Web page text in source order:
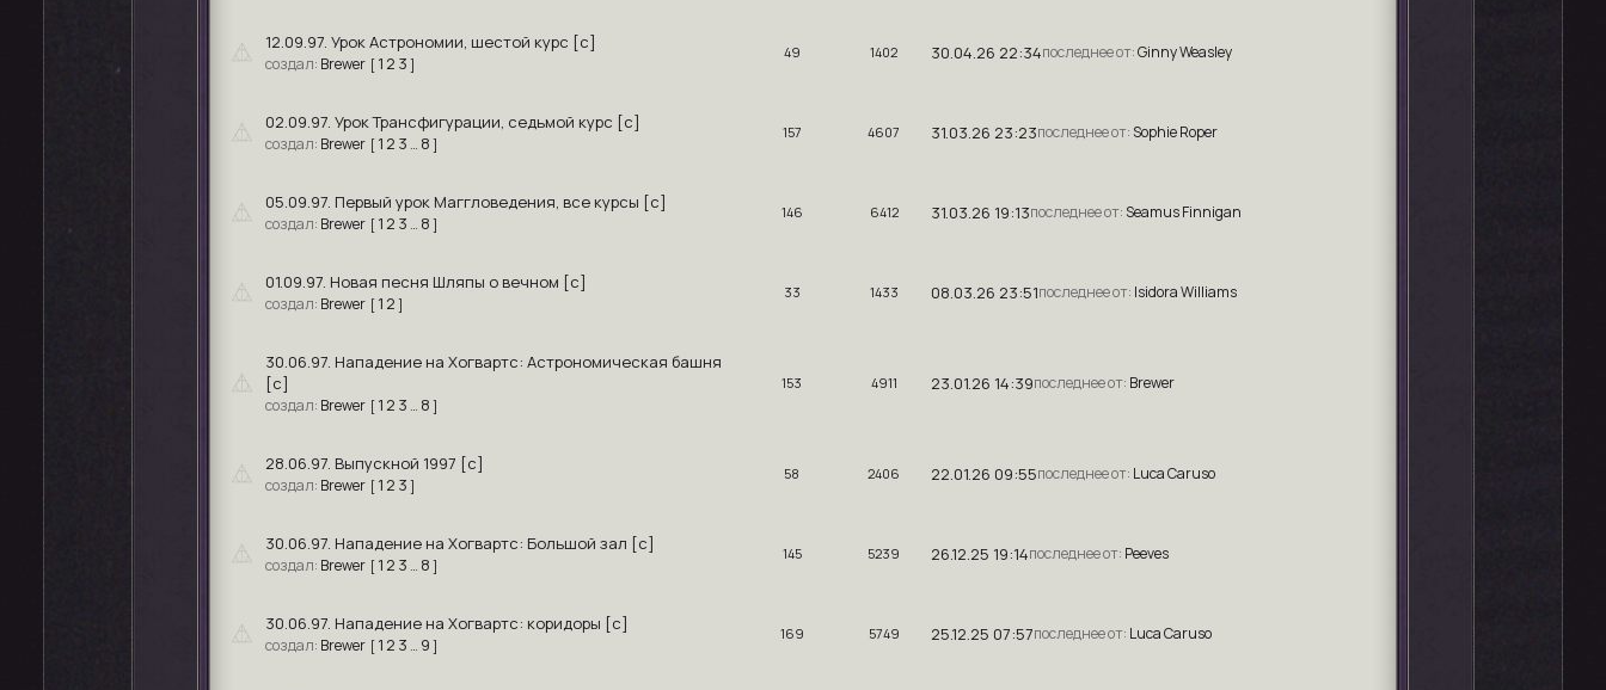
12.09.97. Урок Астрономии, шестой курс [с]
Brewer [ 1 2 3 ]
49 1402 30.04.26 22:34 Ginny Weasley
02.09.97. Урок Трансфигурации, седьмой курс [с]
Brewer [ 1 2 3 8 ]
157 4607 31.03.26 23:23 Sophie Roper
05.09.97. Первый урок Маггловедения, все курсы [c]
Brewer [ 1 2 3 8 ]
146 6412 31.03.26 19:13 Seamus Finnigan
01.09.97. Новая песня Шляпы о вечном [c]
Brewer [ 1 2 ]
33 1433 08.03.26 23:51 Isidora Williams
30.06.97. Нападение на Хогвартс: Астрономическая башня
[с]
Brewer [ 1 2 3 8 ]
153 4911 23.01.26 14:39 Brewer
28.06.97. Выпускной 1997 [c]
Brewer [ 1 2 3 ]
58 2406 22.01.26 09:55 Luca Caruso
30.06.97. Нападение на Хогвартс: Большой зал [с]
Brewer [ 1 2 3 8 ]
145 5239 26.12.25 19:14 Peeves
30.06.97. Нападение на Хогвартс: коридоры [с]
Brewer [ 1 2 3 9 ]
169 5749 25.12.25 07:57 Luca Caruso